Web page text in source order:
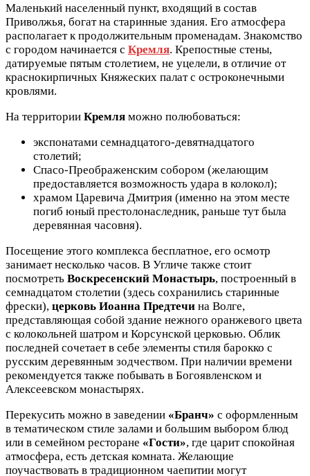
Маленький населенный пункт, входящий в состав
Приволжья, богат на старинные здания. Его атмосфера
располагает к продолжительным променадам. Знакомство
с городом начинается с Кремля. Крепостные стены,
датируемые пятым столетием, не уцелели, в отличие от
краснокирпичных Княжеских палат с остроконечными
кровлями.
На территории Кремля можно полюбоваться:
экспонатами семнадцатого-девятнадцатого
столетий;
Спасо-Преображенским собором (желающим
предоставляется возможность удара в колокол);
храмом Царевича Дмитрия (именно на этом месте
погиб юный престолонаследник, раньше тут была
деревянная часовня).
Посещение этого комплекса бесплатное, его осмотр
занимает несколько часов. В Угличе также стоит
посмотреть Воскресенский Монастырь, построенный в
семнадцатом столетии (здесь сохранились старинные
фрески), церковь Иоанна Предтечи на Волге,
представляющая собой здание нежного оранжевого цвета
с колокольней шатром и Корсунской церковью. Облик
последней сочетает в себе элементы стиля барокко с
русским деревянным зодчеством. При наличии времени
рекомендуется также побывать в Богоявленском и
Алексеевском монастырях.
Перекусить можно в заведении «Бранч» с оформленным
в тематическом стиле залами и большим выбором блюд
или в семейном ресторане «Гости», где царит спокойная
атмосфера, есть детская комната. Желающие
поучаствовать в традиционном чаепитии могут